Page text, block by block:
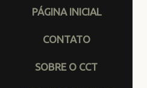
PÁGINA INICIAL
CONTATO
SOBRE O CCT